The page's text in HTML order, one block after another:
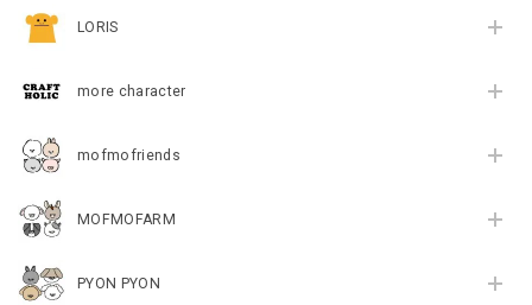
LORIS
more character
mofmofriends
MOFMOFARM
PYON PYON